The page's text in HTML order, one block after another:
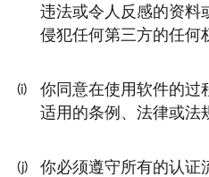
违法或令人反感的资料
侵犯任何第三方的任何
(i)
你同意在使用软件的过
适用的条例、法律或法
(j)
你必须遵守所有的认证